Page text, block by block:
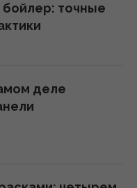
-
когда ждать
бойлер: точные
деле